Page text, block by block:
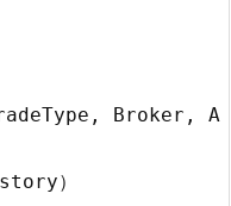
Broker,
）